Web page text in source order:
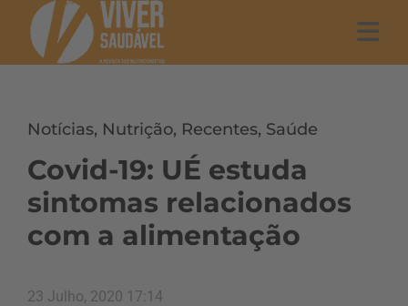
Notícias, Nutrição, Recentes, Saúde
Covid-19: UÉ estuda
sintomas relacionados
com a alimentação
23 Julho, 2020 17:14